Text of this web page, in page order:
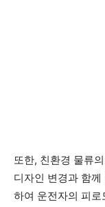
또한, 친환경 물류
디자인 변경과 함
하여 운전자의 피